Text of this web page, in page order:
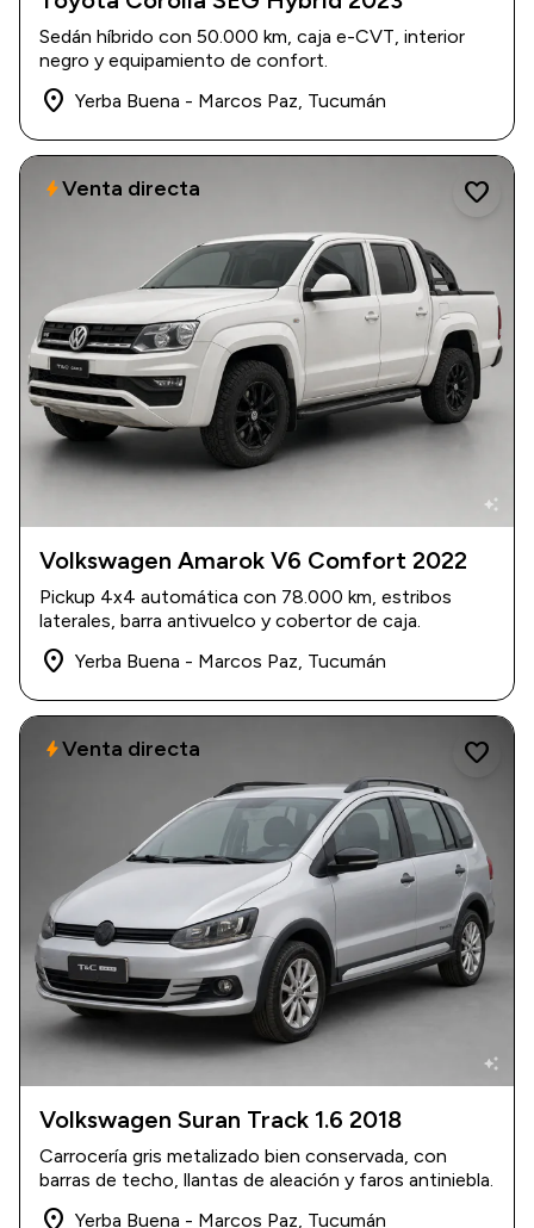
2023 50.000 km
$ 36.600.000
Sedán híbrido con 50.000 km, caja e-CVT, interior
negro y equipamiento de confort.
place Yerba Buena - Marcos Paz, Tucumán
auto_awesome
2022 78.000 km
$ 40.500.000
Volkswagen Amarok V6 Comfort 2022
Pickup 4x4 automática con 78.000 km, estribos
laterales, barra antivuelco y cobertor de caja.
place Yerba Buena - Marcos Paz, Tucumán
favorite
boltVenta directa
auto_awesome
2018 116.000 km
$ 18.000.000
Volkswagen Suran Track 1.6 2018
Carrocería gris metalizado bien conservada, con
barras de techo, llantas de aleación y faros antiniebla.
place Yerba Buena - Marcos Paz, Tucumán
favorite
boltVenta directa